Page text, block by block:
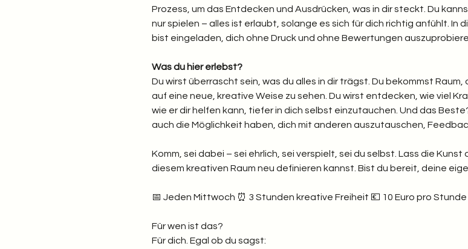
Prozess, um das Entdecken und Ausdrücken, was in dir steckt. Du
nur spielen – alles ist erlaubt, solange es sich für dich richtig anfühlt. In
bist eingeladen, dich ohne Druck und ohne Bewertungen
Was du hier erlebst?
Du wirst überrascht sein, was du alles in dir trägst. Du bekommst
auf eine neue, kreative Weise zu sehen. Du wirst entdecken, wie viel
wie er dir helfen kann, tiefer in dich selbst einzutauchen. Und das
auch die Möglichkeit haben, dich mit anderen auszutauschen,
Komm, sei dabei – sei ehrlich, sei verspielt, sei du selbst. Lass die Kunst
diesem kreativen Raum neu definieren kannst. Bist du bereit, deine
📅 Jeden Mittwoch ⏰ 3 Stunden kreative Freiheit 💶 10 Euro pro
Für wen ist das?
Für dich. Egal ob du sagst: